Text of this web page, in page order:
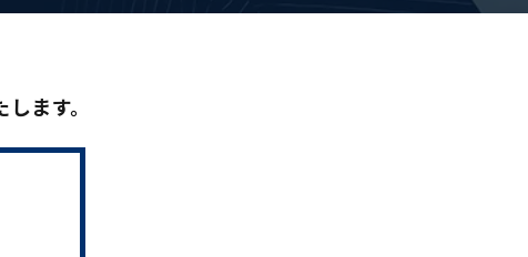
ます。